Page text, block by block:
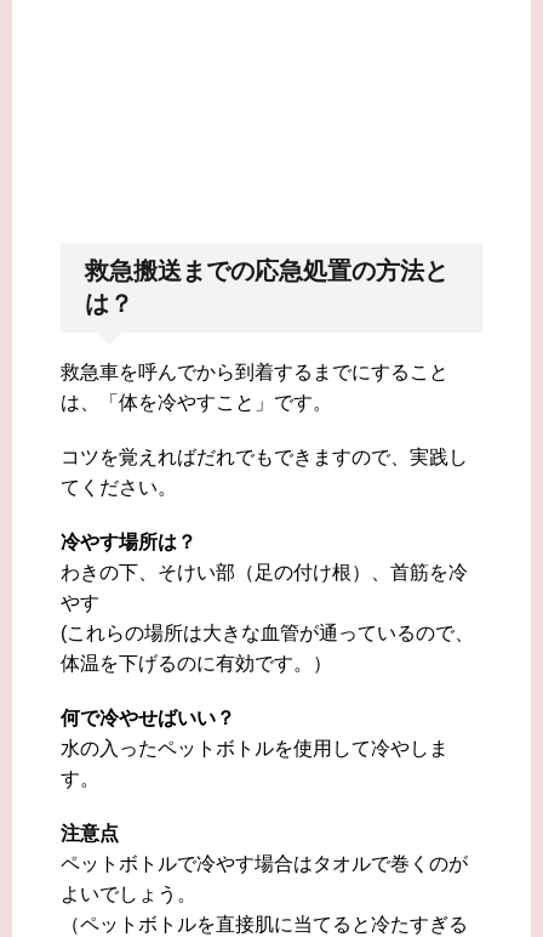
救急搬送までの応急処置の方法と
は？
救急車を呼んでから到着するまでにすること
は、「体を冷やすこと」です。
コツを覚えればだれでもできますので、実践し
てください。
冷やす場所は？
わきの下、そけい部（足の付け根）、首筋を冷
やす
(これらの場所は大きな血管が通っているので、
体温を下げるのに有効です。）
何で冷やせばいい？
水の入ったペットボトルを使用して冷やしま
す。
注意点
ペットボトルで冷やす場合はタオルで巻くのが
よいでしょう。
（ペットボトルを直接肌に当てると冷たすぎる